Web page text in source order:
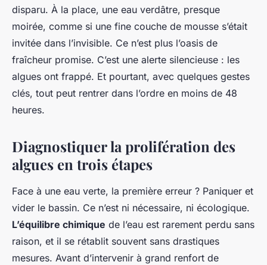
disparu. À la place, une eau verdâtre, presque
moirée, comme si une fine couche de mousse s’était
invitée dans l’invisible. Ce n’est plus l’oasis de
fraîcheur promise. C’est une alerte silencieuse : les
algues ont frappé. Et pourtant, avec quelques gestes
clés, tout peut rentrer dans l’ordre en moins de 48
heures.
Diagnostiquer la prolifération des
algues en trois étapes
Face à une eau verte, la première erreur ? Paniquer et
vider le bassin. Ce n’est ni nécessaire, ni écologique.
L’équilibre chimique de l’eau est rarement perdu sans
raison, et il se rétablit souvent sans drastiques
mesures. Avant d’intervenir à grand renfort de